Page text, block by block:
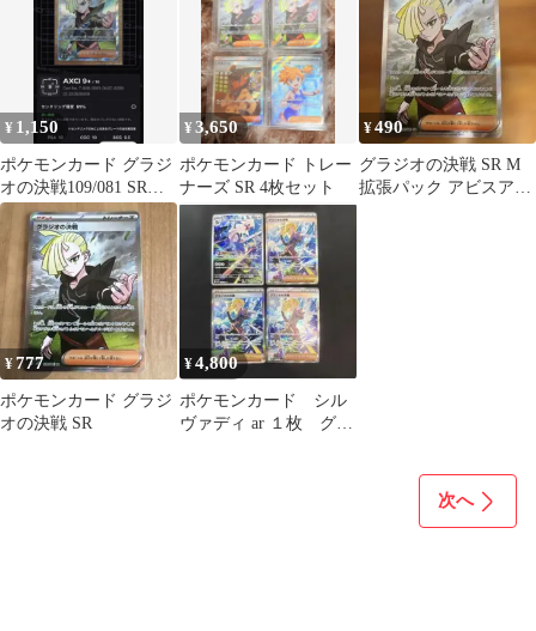
¥ 1,150
ポケモンカード グラジ
オの決戦109/081 SR・
U4枚(1枚おまけ)
¥3,650
ポケモンカード トレー
ナーズ SR 4枚セット
¥490
グラジオの決戦 SR M
拡張パック アビスアイ
¥777
ポケモンカード グラジ
オの決戦 SR
¥4,800
ポケモンカード シル
ヴァディ ar １枚 グラ
次へ